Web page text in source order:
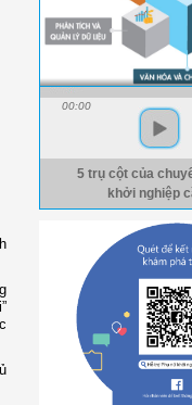
00:00
5 trụ cột của
khởi nghiệp